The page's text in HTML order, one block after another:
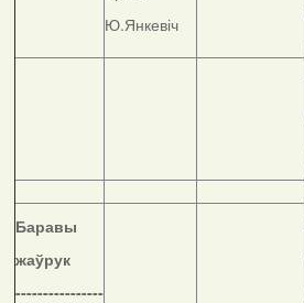
Ю.Янкевіч
Баравы
жаўрук
----------------